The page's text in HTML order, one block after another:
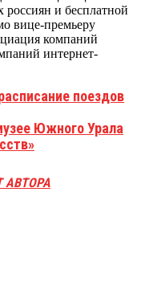
россиян и бесплатной
вице-премьеру
компаний
интернет-
поездов
Южного Урала
АВТОРА